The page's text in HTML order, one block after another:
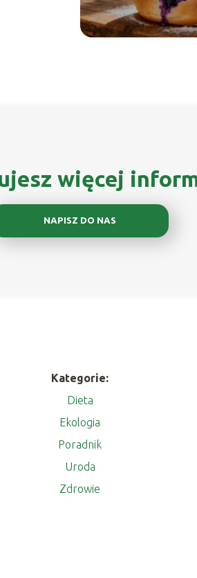
więcej
NAPISZ DO NAS
Kategorie:
Dieta
Ekologia
Poradnik
Uroda
Zdrowie